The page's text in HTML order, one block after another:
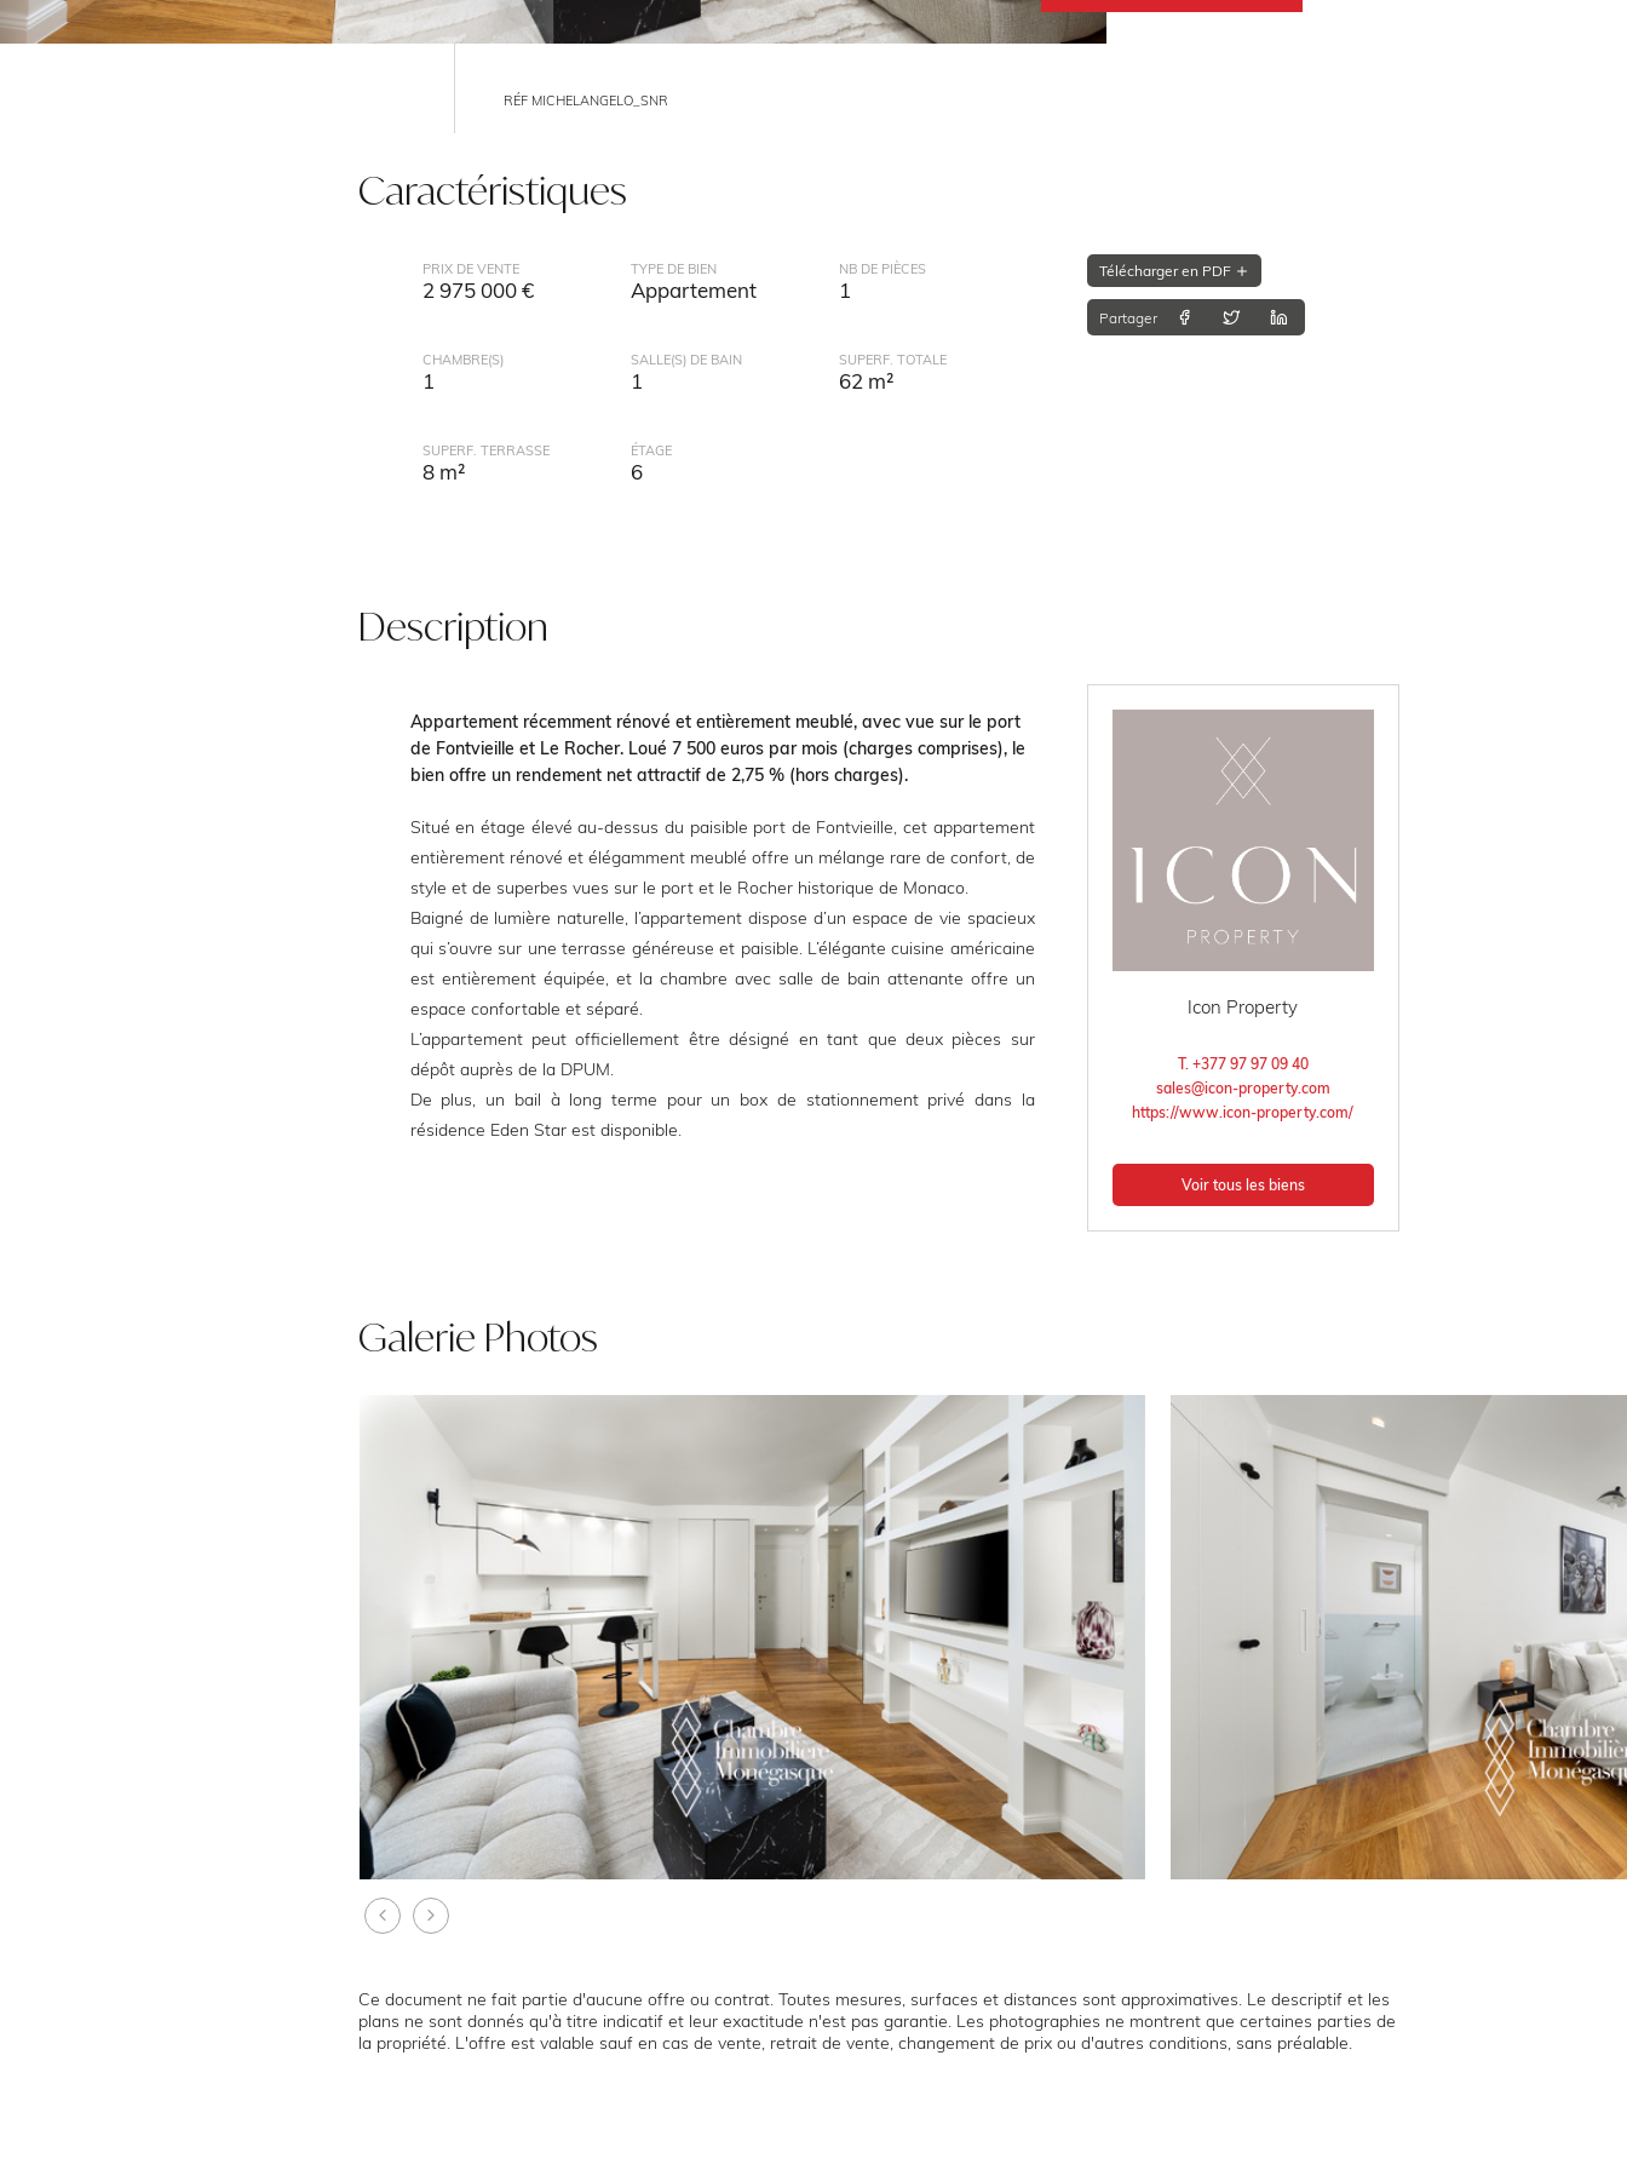
RÉF MICHELANGELO_SNR
Caractéristiques
PRIX DE VENTE
2 975 000 €
TYPE DE BIEN
Appartement
NB DE PIÈCES
1
CHAMBRE(S)
1
SALLE(S) DE BAIN
1
SUPERF. TOTALE
62 m²
SUPERF. TERRASSE
8 m²
ÉTAGE
6
Télécharger en PDF
Partager
Description
Appartement récemment rénové et entièrement meublé, avec vue sur le port
de Fontvieille et Le Rocher. Loué 7 500 euros par mois (charges comprises), le
bien offre un rendement net attractif de 2,75 % (hors charges).
Situé en étage élevé au-dessus du paisible port de Fontvieille, cet appartement
entièrement rénové et élégamment meublé offre un mélange rare de confort, de
style et de superbes vues sur le port et le Rocher historique de Monaco.
Baigné de lumière naturelle, l’appartement dispose d’un espace de vie spacieux
qui s’ouvre sur une terrasse généreuse et paisible. L’élégante cuisine américaine
est entièrement équipée, et la chambre avec salle de bain attenante offre un
espace confortable et séparé.
L’appartement peut officiellement être désigné en tant que deux pièces sur
dépôt auprès de la DPUM.
De plus, un bail à long terme pour un box de stationnement privé dans la
résidence Eden Star est disponible.
Icon Property
T. +377 97 97 09 40
sales@icon-property.com
https://www.icon-property.com/
Voir tous les biens
Galerie Photos
Ce document ne fait partie d'aucune offre ou contrat. Toutes mesures, surfaces et distances sont approximatives. Le descriptif et les
plans ne sont donnés qu'à titre indicatif et leur exactitude n'est pas garantie. Les photographies ne montrent que certaines parties de
la propriété. L'offre est valable sauf en cas de vente, retrait de vente, changement de prix ou d'autres conditions, sans préalable.